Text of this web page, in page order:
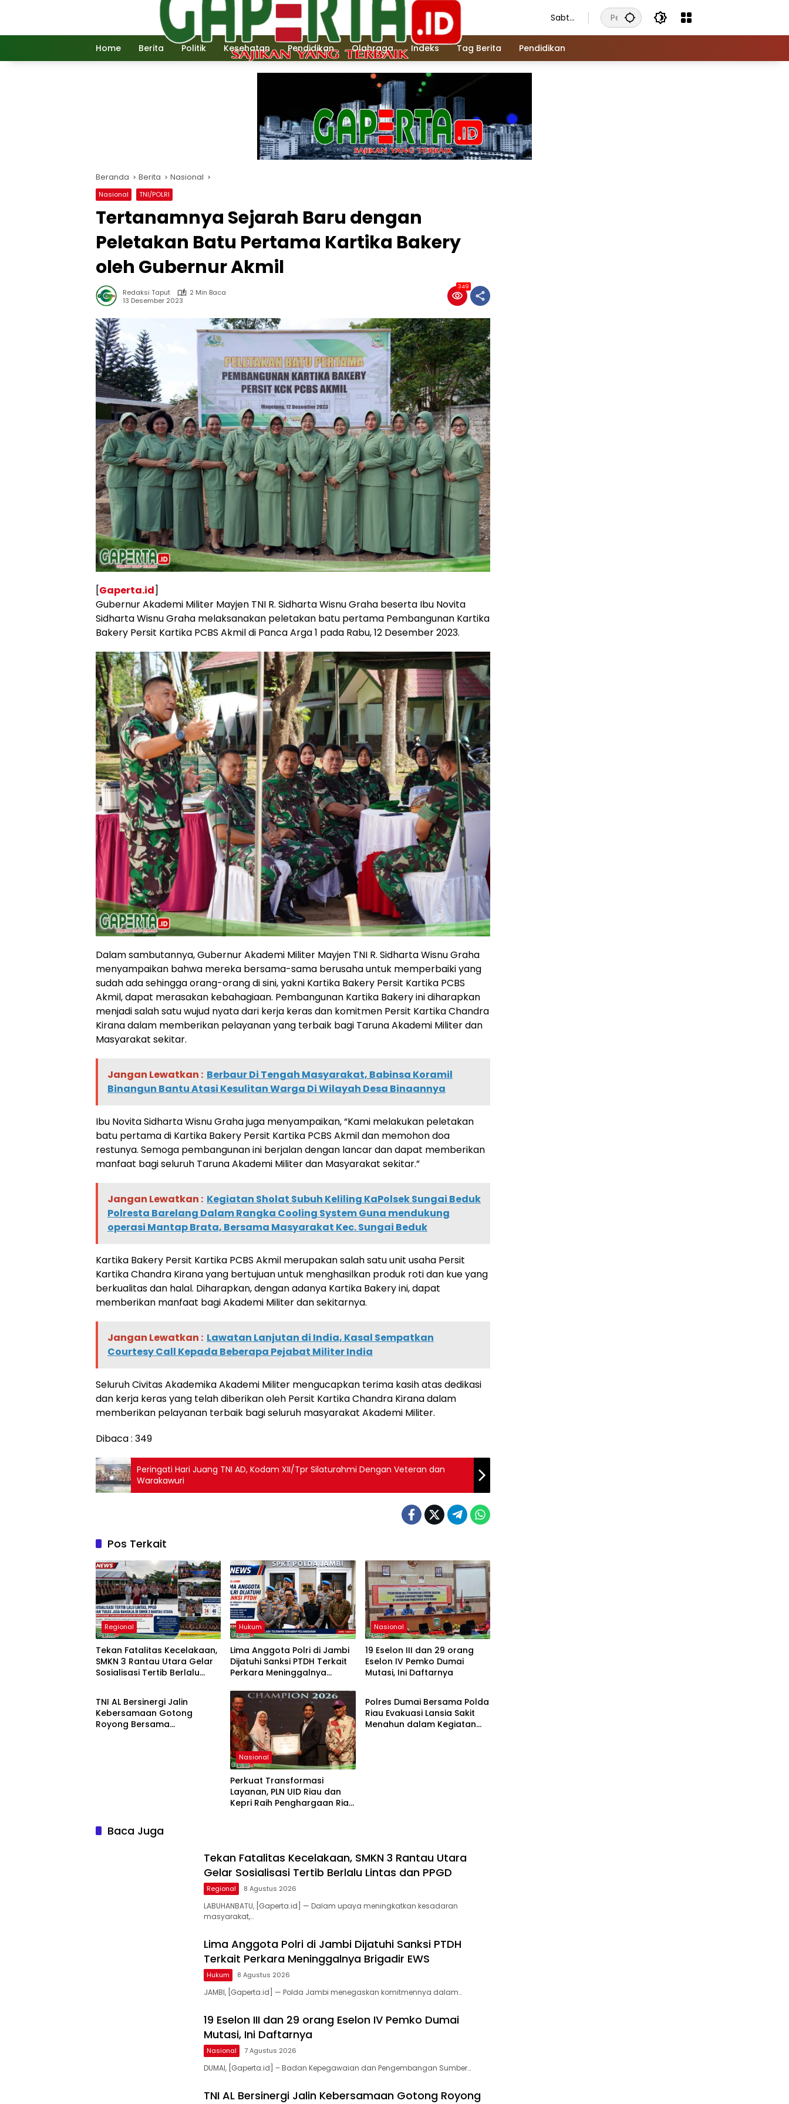
Sabtu
Agust
us
Home Berita Politik Kesehatan Pendidikan Olahraga Indeks Tag Berita Pendidikan
Beranda Berita Nasional
Nasional TNI/POLRI
Tertanamnya Sejarah Baru dengan
Peletakan Batu Pertama Kartika Bakery
oleh Gubernur Akmil
Redaksi Taput
2 Min Baca
13 Desember 2023
349
[Gaperta.id]
Gubernur Akademi Militer Mayjen TNI R. Sidharta Wisnu Graha beserta Ibu Novita
Sidharta Wisnu Graha melaksanakan peletakan batu pertama Pembangunan Kartika
Bakery Persit Kartika PCBS Akmil di Panca Arga 1 pada Rabu, 12 Desember 2023.
Dalam sambutannya, Gubernur Akademi Militer Mayjen TNI R. Sidharta Wisnu Graha
menyampaikan bahwa mereka bersama-sama berusaha untuk memperbaiki yang
sudah ada sehingga orang-orang di sini, yakni Kartika Bakery Persit Kartika PCBS
Akmil, dapat merasakan kebahagiaan. Pembangunan Kartika Bakery ini diharapkan
menjadi salah satu wujud nyata dari kerja keras dan komitmen Persit Kartika Chandra
Kirana dalam memberikan pelayanan yang terbaik bagi Taruna Akademi Militer dan
Masyarakat sekitar.
Jangan Lewatkan : Berbaur Di Tengah Masyarakat, Babinsa Koramil
Binangun Bantu Atasi Kesulitan Warga Di Wilayah Desa Binaannya
Ibu Novita Sidharta Wisnu Graha juga menyampaikan, “Kami melakukan peletakan
batu pertama di Kartika Bakery Persit Kartika PCBS Akmil dan memohon doa
restunya. Semoga pembangunan ini berjalan dengan lancar dan dapat memberikan
manfaat bagi seluruh Taruna Akademi Militer dan Masyarakat sekitar.”
Jangan Lewatkan : Kegiatan Sholat Subuh Keliling KaPolsek Sungai Beduk
Polresta Barelang Dalam Rangka Cooling System Guna mendukung
operasi Mantap Brata, Bersama Masyarakat Kec. Sungai Beduk
Kartika Bakery Persit Kartika PCBS Akmil merupakan salah satu unit usaha Persit
Kartika Chandra Kirana yang bertujuan untuk menghasilkan produk roti dan kue yang
berkualitas dan halal. Diharapkan, dengan adanya Kartika Bakery ini, dapat
memberikan manfaat bagi Akademi Militer dan sekitarnya.
Jangan Lewatkan : Lawatan Lanjutan di India, Kasal Sempatkan
Courtesy Call Kepada Beberapa Pejabat Militer India
Seluruh Civitas Akademika Akademi Militer mengucapkan terima kasih atas dedikasi
dan kerja keras yang telah diberikan oleh Persit Kartika Chandra Kirana dalam
memberikan pelayanan terbaik bagi seluruh masyarakat Akademi Militer.
Dibaca : 349
Peringati Hari Juang TNI AD, Kodam XII/Tpr Silaturahmi Dengan Veteran dan
Warakawuri
Pos Terkait
Regional
Tekan Fatalitas Kecelakaan,
SMKN 3 Rantau Utara Gelar
Sosialisasi Tertib Berlalu
Hukum
Lima Anggota Polri di Jambi
Dijatuhi Sanksi PTDH Terkait
Perkara Meninggalnya
Nasional
19 Eselon III dan 29 orang
Eselon IV Pemko Dumai
Mutasi, Ini Daftarnya
Sosial
TNI AL Bersinergi Jalin
Kebersamaan Gotong
Royong Bersama
Nasional
Perkuat Transformasi
Layanan, PLN UID Riau dan
Kepri Raih Penghargaan Riau
Sosial
Polres Dumai Bersama Polda
Riau Evakuasi Lansia Sakit
Menahun dalam Kegiatan
Baca Juga
Tekan Fatalitas Kecelakaan, SMKN 3 Rantau Utara
Gelar Sosialisasi Tertib Berlalu Lintas dan PPGD
Regional 8 Agustus 2026
LABUHANBATU, [Gaperta.id] — Dalam upaya meningkatkan kesadaran
masyarakat,…
Lima Anggota Polri di Jambi Dijatuhi Sanksi PTDH
Terkait Perkara Meninggalnya Brigadir EWS
Hukum 8 Agustus 2026
JAMBI, [Gaperta.id] — Polda Jambi menegaskan komitmennya dalam…
19 Eselon III dan 29 orang Eselon IV Pemko Dumai
Mutasi, Ini Daftarnya
Nasional 7 Agustus 2026
DUMAI, [Gaperta.id] – Badan Kepegawaian dan Pengembangan Sumber…
TNI AL Bersinergi Jalin Kebersamaan Gotong Royong